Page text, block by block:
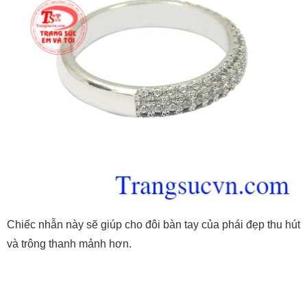
Chiếc nhẫn này sẽ giúp cho đôi bàn tay của phái đẹp thu hút
và trông thanh mảnh hơn.